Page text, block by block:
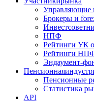
Управляющие
Брокеры и
НПФ
Рейтинги УК
Рейтинги НПФ
Эндаумент-
Пенсионная
Пенсионные
Статистика
API